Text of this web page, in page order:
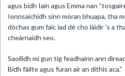
agus bidh Iain agus Emma nan
Ionnsaichidh sinn mòran bhuapa, tha
dòchas gum faic iad dè cho làidir ’s a
cheàrnaidh seo.
Saoilidh mi gun tig feadhainn ann
Bidh fàilte agus furan air an dithis aca.”